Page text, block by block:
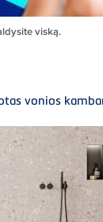
viską.
vonios